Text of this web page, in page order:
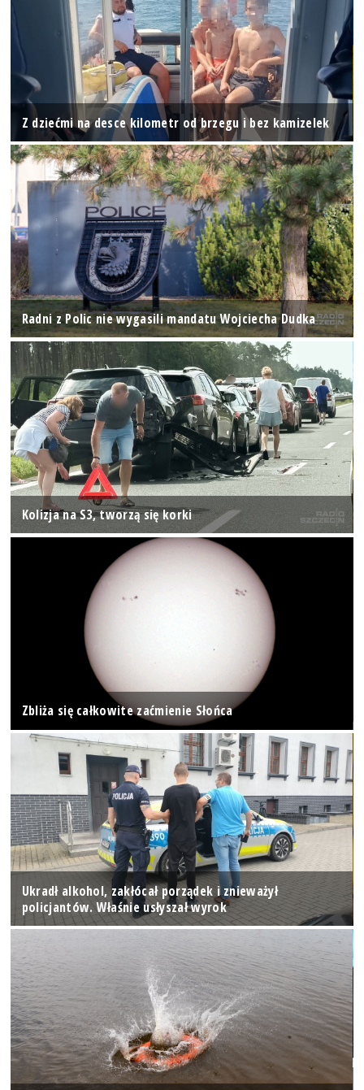
Z dziećmi na desce kilometr od brzegu i bez kamizelek
Radni z Polic nie wygasili mandatu Wojciecha Dudka
Kolizja na S3, tworzą się korki
Zbliża się całkowite zaćmienie Słońca
Ukradł alkohol, zakłócał porządek i znieważył
policjantów. Właśnie usłyszał wyrok